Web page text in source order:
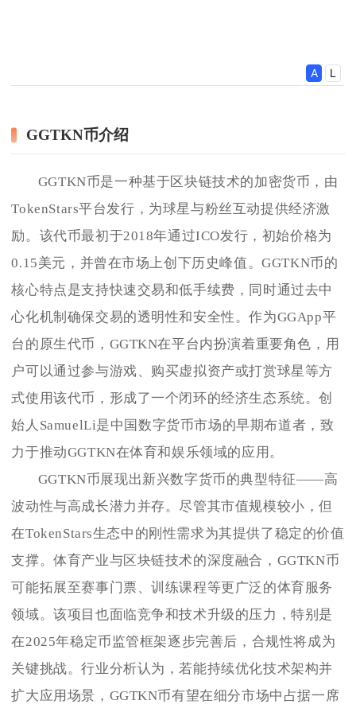
GGTKN币介绍
GGTKN币是一种基于区块链技术的加密货币，由
TokenStars平台发行，为球星与粉丝互动提供经济激
励。该代币最初于2018年通过ICO发行，初始价格为
0.15美元，并曾在市场上创下历史峰值。GGTKN币的
核心特点是支持快速交易和低手续费，同时通过去中
心化机制确保交易的透明性和安全性。作为GGApp平
台的原生代币，GGTKN在平台内扮演着重要角色，用
户可以通过参与游戏、购买虚拟资产或打赏球星等方
式使用该代币，形成了一个闭环的经济生态系统。创
始人SamuelLi是中国数字货币市场的早期布道者，致
力于推动GGTKN在体育和娱乐领域的应用。
GGTKN币展现出新兴数字货币的典型特征——高
波动性与高成长潜力并存。尽管其市值规模较小，但
在TokenStars生态中的刚性需求为其提供了稳定的价值
支撑。体育产业与区块链技术的深度融合，GGTKN币
可能拓展至赛事门票、训练课程等更广泛的体育服务
领域。该项目也面临竞争和技术升级的压力，特别是
在2025年稳定币监管框架逐步完善后，合规性将成为
关键挑战。行业分析认为，若能持续优化技术架构并
扩大应用场景，GGTKN币有望在细分市场中占据一席